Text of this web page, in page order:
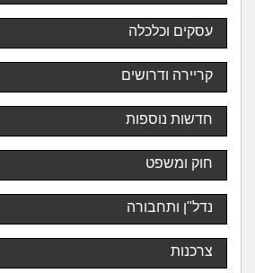
עסקים וכלכלה
קריירה ודרושים
חדשות נוספות
חוק ומשפט
נדל"ן ותחבורה
צרכנות